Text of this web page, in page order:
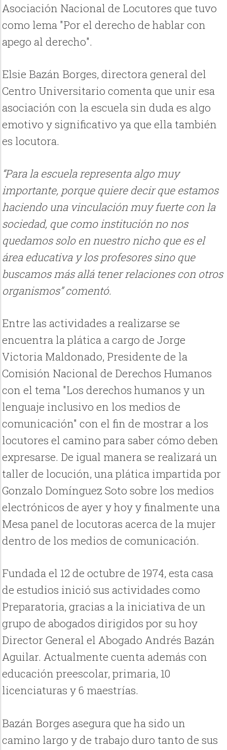
Asociación Nacional de Locutores que tuvo
como lema "Por el derecho de hablar con
apego al derecho".
Elsie Bazán Borges, directora general del
Centro Universitario comenta que unir esa
asociación con la escuela sin duda es algo
emotivo y significativo ya que ella también
es locutora.
“Para la escuela representa algo muy
importante, porque quiere decir que estamos
haciendo una vinculación muy fuerte con la
sociedad, que como institución no nos
quedamos solo en nuestro nicho que es el
área educativa y los profesores sino que
buscamos más allá tener relaciones con otros
organismos” comentó.
Entre las actividades a realizarse se
encuentra la plática a cargo de Jorge
Victoria Maldonado, Presidente de la
Comisión Nacional de Derechos Humanos
con el tema "Los derechos humanos y un
lenguaje inclusivo en los medios de
comunicación" con el fin de mostrar a los
locutores el camino para saber cómo deben
expresarse. De igual manera se realizará un
taller de locución, una plática impartida por
Gonzalo Domínguez Soto sobre los medios
electrónicos de ayer y hoy y finalmente una
Mesa panel de locutoras acerca de la mujer
dentro de los medios de comunicación.
Fundada el 12 de octubre de 1974, esta casa
de estudios inició sus actividades como
Preparatoria, gracias a la iniciativa de un
grupo de abogados dirigidos por su hoy
Director General el Abogado Andrés Bazán
Aguilar. Actualmente cuenta además con
educación preescolar, primaria, 10
licenciaturas y 6 maestrías.
Bazán Borges asegura que ha sido un
camino largo y de trabajo duro tanto de sus